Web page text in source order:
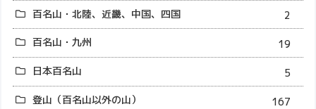
百名山・北陸、近畿、中国、四国
2
百名山・九州
19
日本百名山
5
登山（百名山以外の山）
167